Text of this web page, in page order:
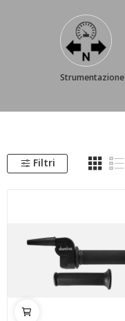
Strumentazione
Filtri